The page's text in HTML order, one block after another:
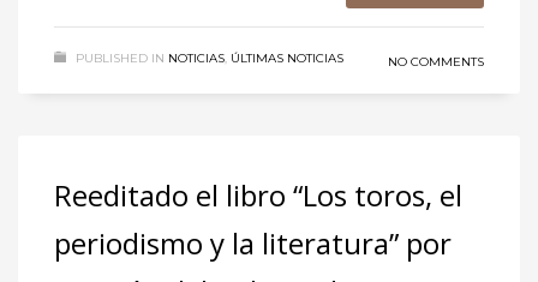
PUBLISHED IN NOTICIAS, ÚLTIMAS NOTICIAS NO COMMENTS
Reeditado el libro “Los toros, el
periodismo y la literatura” por